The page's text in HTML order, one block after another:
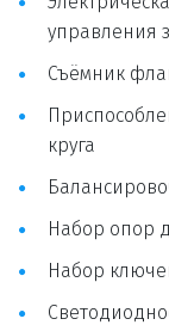
управления
Съёмник
круга
Набор опор
Набор